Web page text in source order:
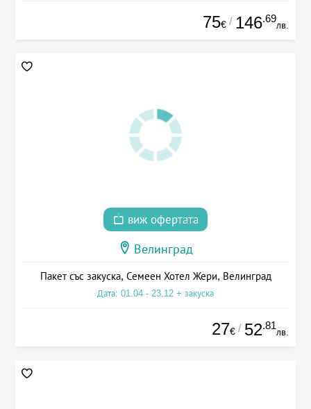
75€ / 146.69
лв.
виж офертата
Велинград
Пакет със закуска, Семеен Хотел Жери, Велинград
Дата: 01.04 - 23.12 + закуска
27€ / 52.81
лв.